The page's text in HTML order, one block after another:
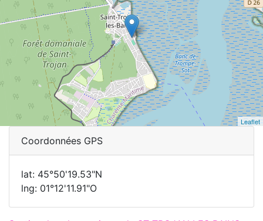
Leaflet
Coordonnées GPS
lat: 45°50'19.53"N
lng: 01°12'11.91"O